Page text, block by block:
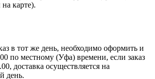
карте).
в тот же день, необходимо оформить и
по местному (Уфа) времени, если заказ
доставка осуществляется на
день.